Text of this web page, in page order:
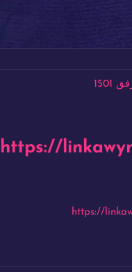
https://
https://